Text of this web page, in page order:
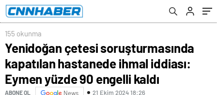
yüzde 90 engelli kaldı
155 okunma
Yenidoğan çetesi soruşturmasında
kapatılan hastanede ihmal iddiası:
Eymen yüzde 90 engelli kaldı
ABONE OL News 21 Ekim 2024 18:26